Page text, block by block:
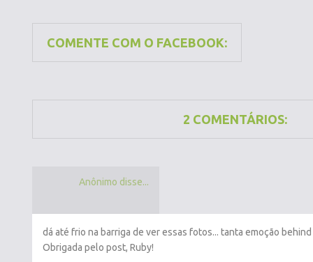
COMENTE COM O FACEBOOK:
2 COMENTÁRIOS:
Anônimo disse...
dá até frio na barriga de ver essas fotos... tanta emoção
Obrigada pelo post, Ruby!